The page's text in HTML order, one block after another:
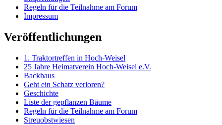
Regeln für die Teilnahme am Forum
Impressum
Veröffentlichungen
1. Traktortreffen in Hoch-Weisel
25 Jahre Heimatverein Hoch-Weisel e.V.
Backhaus
Geht ein Schatz verloren?
Geschichte
Liste der gepflanzen Bäume
Regeln für die Teilnahme am Forum
Streuobstwiesen